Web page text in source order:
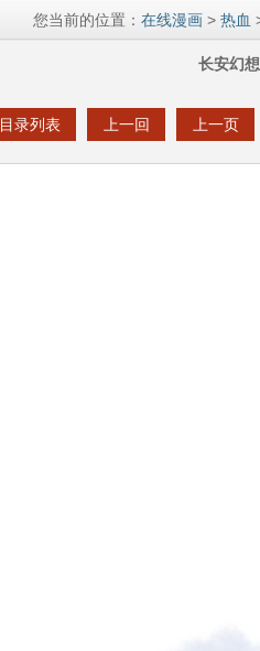
您当前的位置： 在线漫画 > 热血
长安幻
目录列表 上一回 上一页